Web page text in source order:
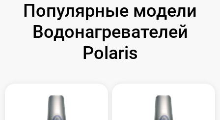
Популярные модели
Водонагревателей
Polaris